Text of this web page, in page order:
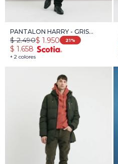
PANTALON HARRY - GRIS
OSCURO
+ 2 colores
$ 1.950
$ 2.490 21
$ 1.658